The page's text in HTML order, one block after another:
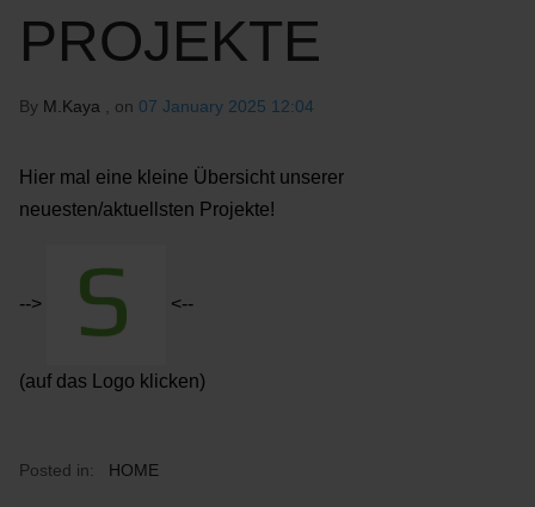
PROJEKTE
By M.Kaya , on 07 January 2025 12:04
Hier mal eine kleine Übersicht unserer
neuesten/aktuellsten Projekte!
--> <--
(auf das Logo klicken)
Posted in: HOME